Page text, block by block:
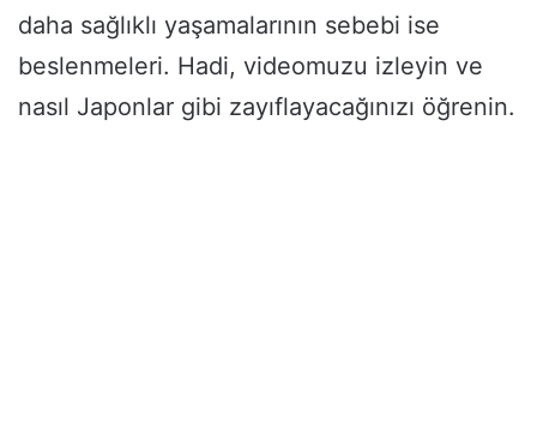
daha sağlıklı yaşamalarının sebebi ise
beslenmeleri. Hadi, videomuzu izleyin ve
nasıl Japonlar gibi zayıflayacağınızı öğrenin.